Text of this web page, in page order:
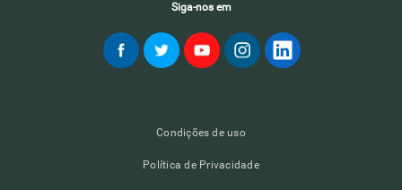
Siga-nos em
Condições de uso
Política de Privacidade